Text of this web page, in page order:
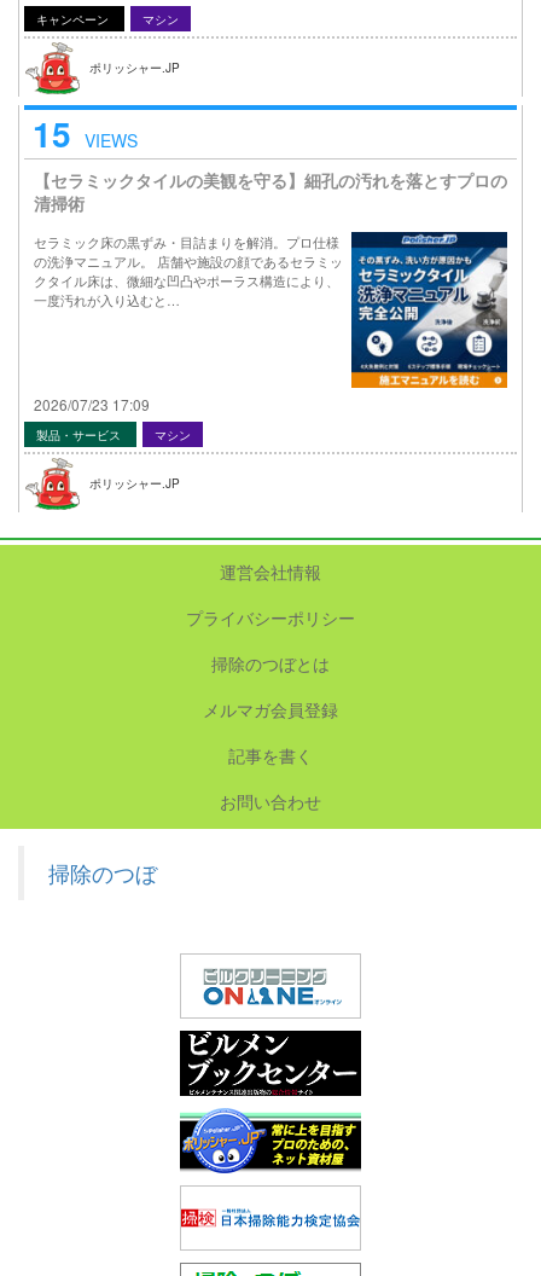
キャンペーン マシン
ポリッシャー.JP
15 VIEWS
【セラミックタイルの美観を守る】細孔の汚れを落とすプロの
清掃術
セラミック床の黒ずみ・目詰まりを解消。プロ仕様
の洗浄マニュアル。 店舗や施設の顔であるセラミッ
クタイル床は、微細な凹凸やポーラス構造により、
一度汚れが入り込むと…
2026/07/23 17:09
製品・サービス マシン
ポリッシャー.JP
運営会社情報
プライバシーポリシー
掃除のつぼとは
メルマガ会員登録
記事を書く
お問い合わせ
掃除のつぼ